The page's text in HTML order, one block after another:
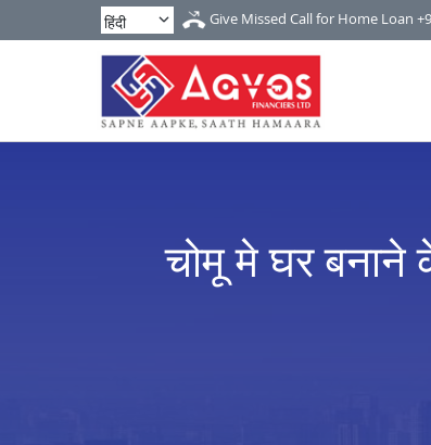
Give Missed Call for Home Loan
चोमू मे घर बनाने